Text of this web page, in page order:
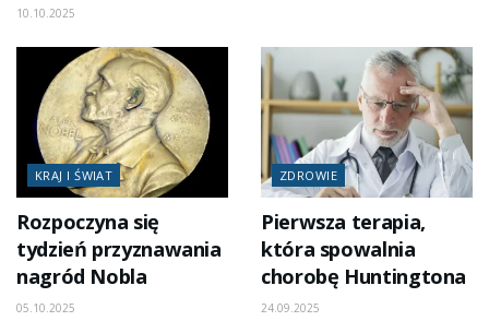
10.10.2025
KRAJ I ŚWIAT
Rozpoczyna się
tydzień przyznawania
nagród Nobla
05.10.2025
ZDROWIE
Pierwsza terapia,
która spowalnia
chorobę Huntingtona
24.09.2025